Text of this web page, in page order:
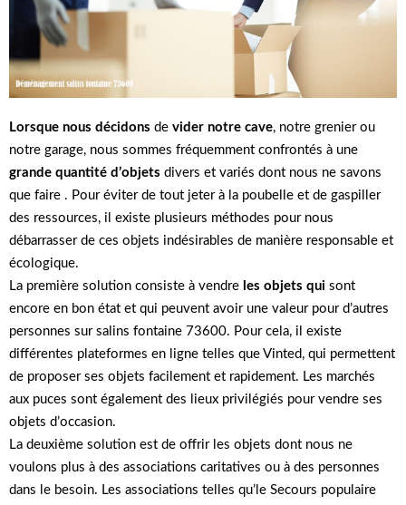
Lorsque nous décidons de vider notre cave, notre grenier ou
notre garage, nous sommes fréquemment confrontés à une
grande quantité d’objets divers et variés dont nous ne savons
que faire . Pour éviter de tout jeter à la poubelle et de gaspiller
des ressources, il existe plusieurs méthodes pour nous
débarrasser de ces objets indésirables de manière responsable et
écologique.
La première solution consiste à vendre les objets qui sont
encore en bon état et qui peuvent avoir une valeur pour d’autres
personnes sur salins fontaine 73600. Pour cela, il existe
différentes plateformes en ligne telles que Vinted, qui permettent
de proposer ses objets facilement et rapidement. Les marchés
aux puces sont également des lieux privilégiés pour vendre ses
objets d’occasion.
La deuxième solution est de offrir les objets dont nous ne
voulons plus à des associations caritatives ou à des personnes
dans le besoin. Les associations telles qu’le Secours populaire